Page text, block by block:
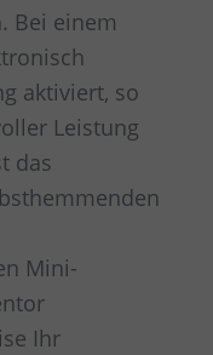
Bei einem
aktiviert, so
Leistung
das
Mini-
Ihr